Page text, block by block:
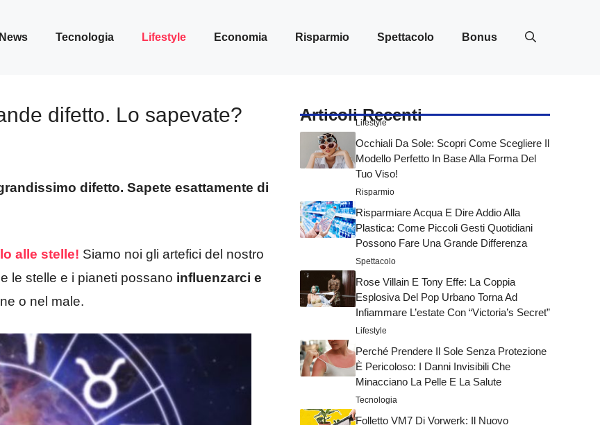
News Tecnologia Lifestyle Economia Risparmio Spettacolo Bonus
difetto. Lo sapevate?
difetto. Sapete esattamente di
alle stelle! Siamo noi gli artefici del nostro
le stelle e i pianeti possano influenzarci e
o nel male.
Articoli Recenti
Lifestyle
Occhiali Da Sole: Scopri Come Scegliere Il
Modello Perfetto In Base Alla Forma Del
Tuo Viso!
Risparmio
Risparmiare Acqua E Dire Addio Alla
Plastica: Come Piccoli Gesti Quotidiani
Possono Fare Una Grande Differenza
Spettacolo
Rose Villain E Tony Effe: La Coppia
Esplosiva Del Pop Urbano Torna Ad
Infiammare L’estate Con “Victoria’s Secret”
Lifestyle
Perché Prendere Il Sole Senza Protezione
È Pericoloso: I Danni Invisibili Che
Minacciano La Pelle E La Salute
Tecnologia
Folletto VM7 Di Vorwerk: Il Nuovo